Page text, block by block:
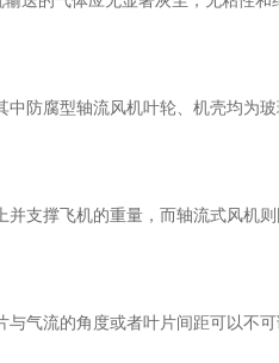
防腐型轴流风机叶轮、机壳均为
支撑飞机的重量，而轴流式风机则
气流的角度或者叶片间距可以不